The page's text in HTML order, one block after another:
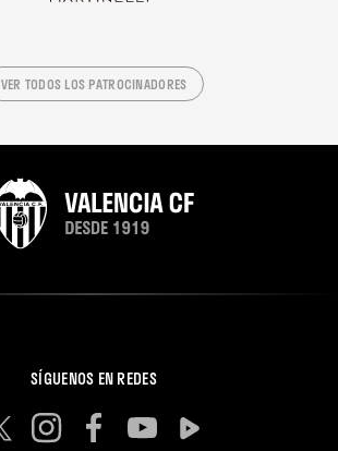
VER TODOS LOS PATROCINADORES
SÍGUENOS EN REDES